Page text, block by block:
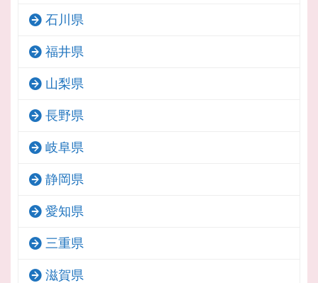
石川県
福井県
山梨県
長野県
岐阜県
静岡県
愛知県
三重県
滋賀県